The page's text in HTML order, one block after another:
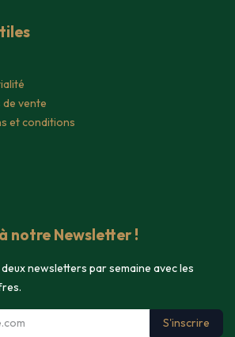
vente
et conditions
notre Newsletter !
newsletters par semaine avec les
S'inscrire